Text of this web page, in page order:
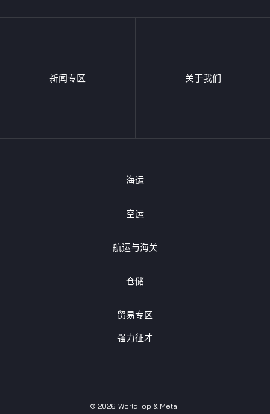
新闻专区 关于我们
海运
空运
航运与海关
仓储
贸易专区
强力征才
© 2026 WorldTop & Meta